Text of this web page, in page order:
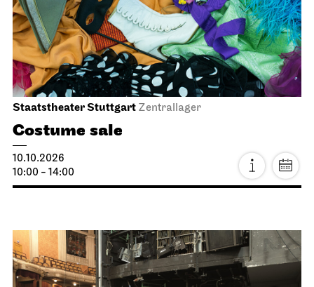
09.10.2026
19:00
Sat, 10.10.2026